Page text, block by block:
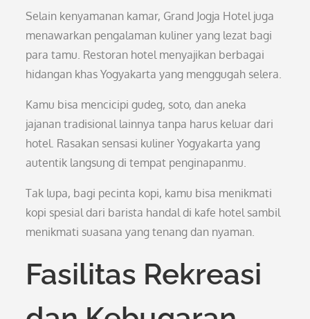
Selain kenyamanan kamar, Grand Jogja Hotel juga
menawarkan pengalaman kuliner yang lezat bagi
para tamu. Restoran hotel menyajikan berbagai
hidangan khas Yogyakarta yang menggugah selera.
Kamu bisa mencicipi gudeg, soto, dan aneka
jajanan tradisional lainnya tanpa harus keluar dari
hotel. Rasakan sensasi kuliner Yogyakarta yang
autentik langsung di tempat penginapanmu.
Tak lupa, bagi pecinta kopi, kamu bisa menikmati
kopi spesial dari barista handal di kafe hotel sambil
menikmati suasana yang tenang dan nyaman.
Fasilitas Rekreasi